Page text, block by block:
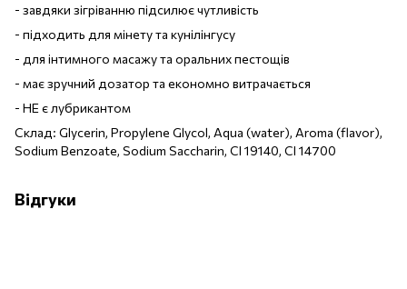
- завдяки зігріванню підсилює чутливість
- підходить для мінету та кунілінгусу
- для інтимного масажу та оральних пестощів
- має зручний дозатор та економно витрачається
- НЕ є лубрикантом
Склад: Glycerin, Propylene Glycol, Aqua (water), Aroma (flavor),
Sodium Benzoate, Sodium Saccharin, CI 19140, CI 14700
Відгуки